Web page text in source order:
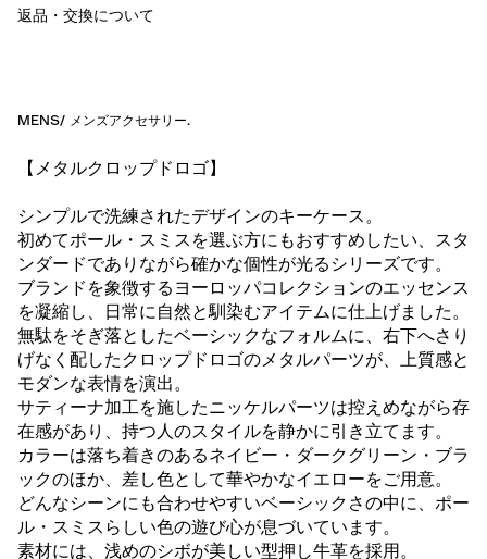
返品・交換について
MENS/ メンズアクセサリー.
【メタルクロップドロゴ】
シンプルで洗練されたデザインのキーケース。
初めてポール・スミスを選ぶ方にもおすすめしたい、スタ
ンダードでありながら確かな個性が光るシリーズです。
ブランドを象徴するヨーロッパコレクションのエッセンス
を凝縮し、日常に自然と馴染むアイテムに仕上げました。
無駄をそぎ落としたベーシックなフォルムに、右下へさり
げなく配したクロップドロゴのメタルパーツが、上質感と
モダンな表情を演出。
サティーナ加工を施したニッケルパーツは控えめながら存
在感があり、持つ人のスタイルを静かに引き立てます。
カラーは落ち着きのあるネイビー・ダークグリーン・ブラ
ックのほか、差し色として華やかなイエローをご用意。
どんなシーンにも合わせやすいベーシックさの中に、ポー
ル・スミスらしい色の遊び心が息づいています。
素材には、浅めのシボが美しい型押し牛革を採用。